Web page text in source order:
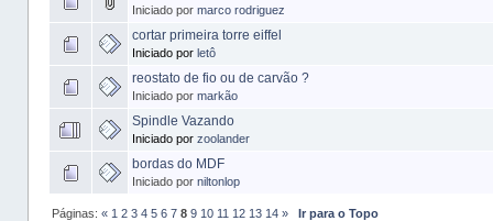
Iniciado por marco rodriguez
cortar primeira torre eiffel
Iniciado por letô
reostato de fio ou de carvão ?
Iniciado por markão
Spindle Vazando
Iniciado por zoolander
bordas do MDF
Iniciado por niltonlop
Páginas: « 1 2 3 4 5 6 7 8 9 10 11 12 13 14 » Ir para o Topo